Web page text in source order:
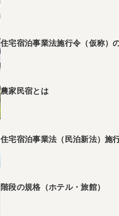
住宅宿泊事業法施行令（仮称）
農家民宿とは
住宅宿泊事業法（民泊新法）施
階段の規格（ホテル・旅館）